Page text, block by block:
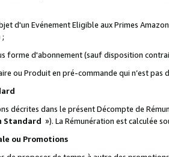
d'un Evénement Eligible aux Primes
;
forme d'abonnement (sauf disposition
ou Produit en pré-commande qui n’est pas
décrites dans le présent Décompte de
Standard »). La Rémunération est calculée
ou Promotions